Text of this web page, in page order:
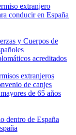
extranjero
conducir en España
y Cuerpos de
acreditados
extranjeros
de canjes
de 65 años
dentro de España